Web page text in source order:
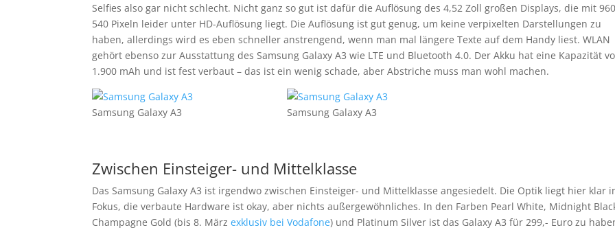
Selfies also gar nicht schlecht. Nicht ganz so gut ist dafür die Auflösung des 4,52 Zoll großen Displays, die mit
540 Pixeln leider unter HD-Auflösung liegt. Die Auflösung ist gut genug, um keine verpixelten Darstellungen zu
haben, allerdings wird es eben schneller anstrengend, wenn man mal längere Texte auf dem Handy liest. WLAN
gehört ebenso zur Ausstattung des Samsung Galaxy A3 wie LTE und Bluetooth 4.0. Der Akku hat eine Kapazität
1.900 mAh und ist fest verbaut – das ist ein wenig schade, aber Abstriche muss man wohl machen.
Samsung Galaxy A3 Samsung Galaxy A3
Zwischen Einsteiger- und Mittelklasse
Das Samsung Galaxy A3 ist irgendwo zwischen Einsteiger- und Mittelklasse angesiedelt. Die Optik liegt hier klar
Fokus, die verbaute Hardware ist okay, aber nichts außergewöhnliches. In den Farben Pearl White, Midnight
Champagne Gold (bis 8. Märzexklusiv bei Vodafone) und Platinum Silver ist das Galaxy A3 für 299,- Euro zu